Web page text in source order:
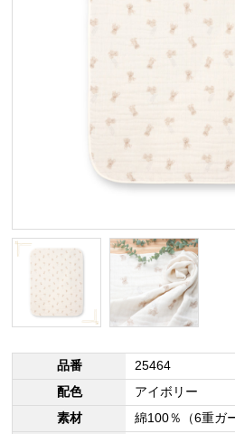
品番
25464
配色
アイボリー
素材
綿100％（6重ガ